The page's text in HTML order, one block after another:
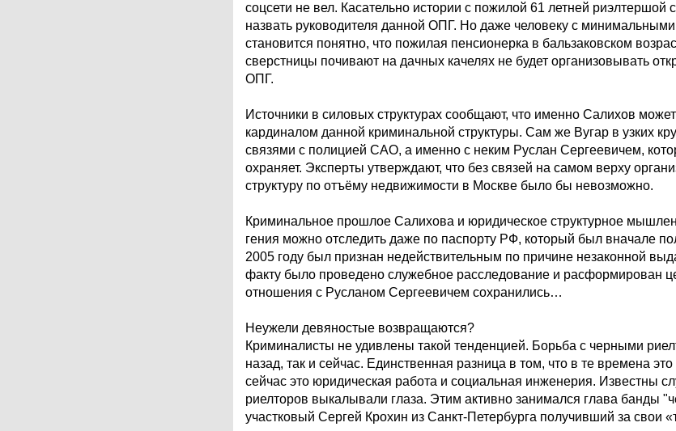
соцсети не вел. Касательно истории с пожилой 61 летней риэлтершой
назвать руководителя данной ОПГ. Но даже человеку с
становится понятно, что пожилая пенсионерка в бальзаковском
сверстницы почивают на дачных качелях не будет организовывать
ОПГ.
Источники в силовых структурах сообщают, что именно Салихов
кардиналом данной криминальной структуры. Сам же Вугар в узких
связями с полицией САО, а именно с неким Руслан Сергеевичем,
охраняет. Эксперты утверждают, что без связей на самом верху
структуру по отъёму недвижимости в Москве было бы невозможно.
Криминальное прошлое Салихова и юридическое структурное
гения можно отследить даже по паспорту РФ, который был вначале
2005 году был признан недействительным по причине незаконной
факту было проведено служебное расследование и расформирован
отношения с Русланом Сергеевичем сохранились…
Неужели девяностые возвращаются?
Криминалисты не удивлены такой тенденцией. Борьба с черными
назад, так и сейчас. Единственная разница в том, что в те времена
сейчас это юридическая работа и социальная инженерия. Известны
риелторов выкалывали глаза. Этим активно занимался глава банды
участковый Сергей Крохин из Санкт-Петербурга получивший за свои